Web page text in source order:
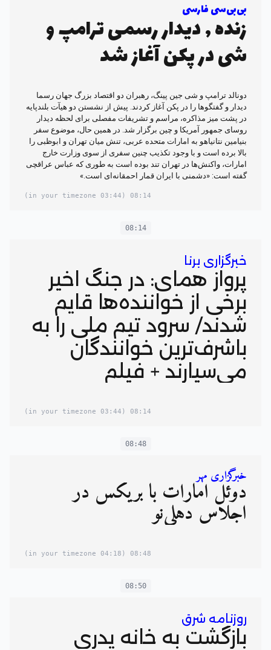
بی‌بی‌سی فارسی
زنده , دیدار رسمی ترامپ و
شی در پکن آغاز شد
دونالد ترامپ و شی جین پینگ، رهبران دو اقتصاد بزرگ جهان رسما
دیدار و گفتگوها را در پکن آغاز کردند. پیش از نشستن دو هیآت بلندپایه
در پشت میز مذاکره، مراسم و تشریفات مفصلی برای لحظه دیدار
روسای جمهور آمریکا و چین برگزار شد. در همین حال، موضوع سفر
بنیامین نتانیاهو به امارات متحده عربی، تنش میان تهران و ابوظبی را
بالا برده است و با وجود تکذیب چنین سفری از سوی وزارت خارج
امارات، واکنش‌ها در تهران تند بوده است به طوری که عباس عراقچی
گفته است: «دشمنی با ایران قمار احمقانه‌ای است.»
08:14
(03:44 in your timezone)
08:14
خبرگزاری برنا
پرواز همای: در جنگ اخیر
برخی از خواننده‌ها قایم
شدند/ سرود تیم ملی را به
باشرف‌ترین خوانندگان
می‌سپارند + فیلم
08:14
(03:44 in your timezone)
08:48
خبرگزاری مهر
دوئل امارات با بریکس در
اجلاس دهلی‌نو
08:48
(04:18 in your timezone)
08:50
روزنامه شرق
بازگشت به خانه پدری